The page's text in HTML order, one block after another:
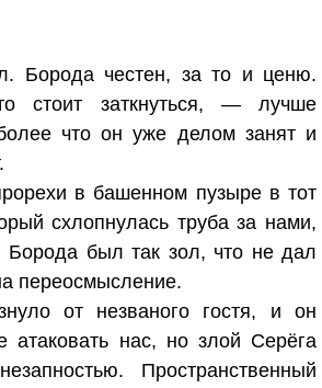
Борода честен, за то и ценю.
стоит заткнуться, — лучше
что он уже делом занят и
в башенном пузыре в тот
схлопнулась труба за нами,
был так зол, что не дал
переосмысление.
от незваного гостя, и он
атаковать нас, но злой Серёга
Пространственный